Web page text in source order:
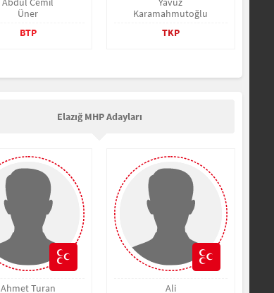
Üner
BTP
Karamahmutoğlu
TKP
Elazığ MHP Adayları
Ahmet Turan
Ali